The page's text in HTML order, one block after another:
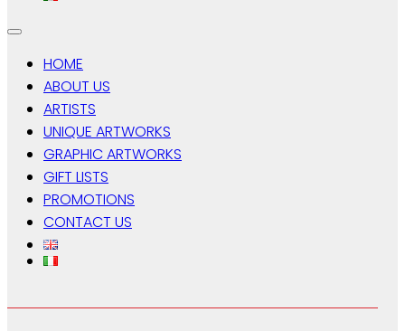
HOME
ABOUT US
ARTISTS
UNIQUE ARTWORKS
GRAPHIC ARTWORKS
GIFT LISTS
PROMOTIONS
CONTACT US